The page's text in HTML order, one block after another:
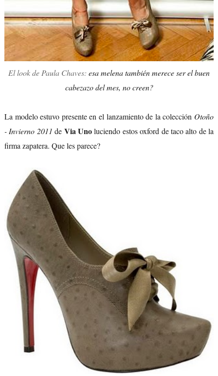
El look de Paula Chaves: esa melena también merece ser el buen
cabezazo del mes, no creen?
La modelo estuvo presente en el lanzamiento de la colección Otoño
- Invierno 2011de Via Unoluciendo estos oxford de taco alto de la
firma zapatera. Que les parece?